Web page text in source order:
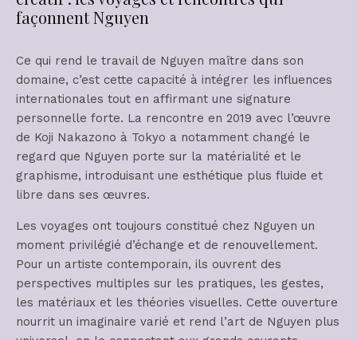
façonnent Nguyen
Ce qui rend le travail de Nguyen maître dans son
domaine, c’est cette capacité à intégrer les influences
internationales tout en affirmant une signature
personnelle forte. La rencontre en 2019 avec l’œuvre
de Koji Nakazono à Tokyo a notamment changé le
regard que Nguyen porte sur la matérialité et le
graphisme, introduisant une esthétique plus fluide et
libre dans ses œuvres.
Les voyages ont toujours constitué chez Nguyen un
moment privilégié d’échange et de renouvellement.
Pour un artiste contemporain, ils ouvrent des
perspectives multiples sur les pratiques, les gestes,
les matériaux et les théories visuelles. Cette ouverture
nourrit un imaginaire varié et rend l’art de Nguyen plus